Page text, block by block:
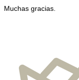
Muchas gracias.